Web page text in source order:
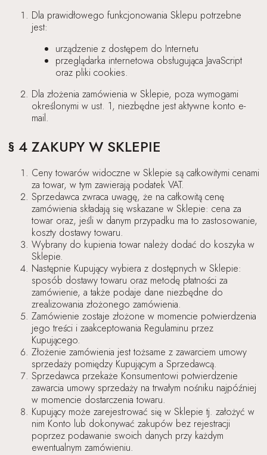
Dla prawidłowego funkcjonowania Sklepu potrzebne
jest:
urządzenie z dostępem do Internetu
przeglądarka internetowa obsługująca JavaScript
oraz pliki cookies.
Dla złożenia zamówienia w Sklepie, poza wymogami
określonymi w ust. 1, niezbędne jest aktywne konto e-
mail.
§ 4 ZAKUPY W SKLEPIE
Ceny towarów widoczne w Sklepie są całkowitymi cenami
za towar, w tym zawierają podatek VAT.
Sprzedawca zwraca uwagę, że na całkowitą cenę
zamówienia składają się wskazane w Sklepie: cena za
towar oraz, jeśli w danym przypadku ma to zastosowanie,
koszty dostawy towaru.
Wybrany do kupienia towar należy dodać do koszyka w
Sklepie.
Następnie Kupujący wybiera z dostępnych w Sklepie:
sposób dostawy towaru oraz metodę płatności za
zamówienie, a także podaje dane niezbędne do
zrealizowania złożonego zamówienia.
Zamówienie zostaje złożone w momencie potwierdzenia
jego treści i zaakceptowania Regulaminu przez
Kupującego.
Złożenie zamówienia jest tożsame z zawarciem umowy
sprzedaży pomiędzy Kupującym a Sprzedawcą.
Sprzedawca przekaże Konsumentowi potwierdzenie
zawarcia umowy sprzedaży na trwałym nośniku najpóźniej
w momencie dostarczenia towaru.
Kupujący może zarejestrować się w Sklepie tj. założyć w
nim Konto lub dokonywać zakupów bez rejestracji
poprzez podawanie swoich danych przy każdym
ewentualnym zamówieniu.